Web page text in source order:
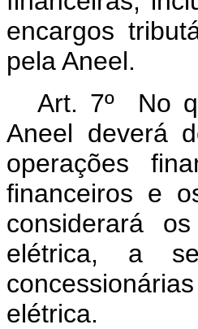
encargos
pela Aneel.
Art. 7º No
Aneel deverá
operações
financeiros e
considerará
elétrica, a
elétrica.